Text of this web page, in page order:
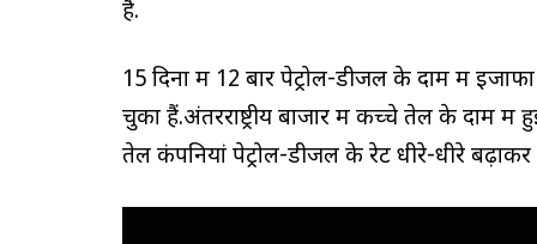
है.
15 दिनों में 12 बार पेट्रोल-डीजल के दाम में
चुका हैं.अंतरराष्ट्रीय बाजार में कच्चे तेल के दाम में
तेल कंपनियां पेट्रोल-डीजल के रेट धीरे-धीरे